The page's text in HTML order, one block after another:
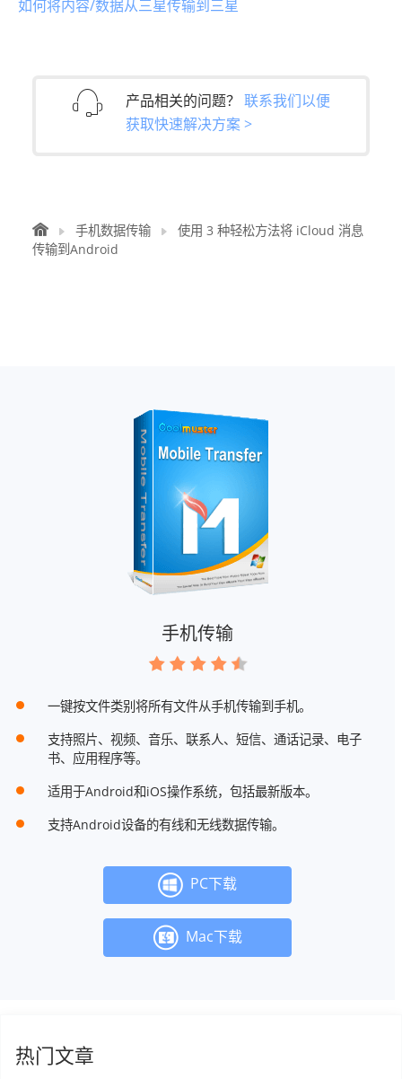
如何将内容/数据从三星传输到三星
产品相关的问题？ 联系我们以便
获取快速解决方案 >
手机数据传输
使用 3 种轻松方法将 iCloud 消息
传输到Android
手机传输
一键按文件类别将所有文件从手机传输到手机。
支持照片、视频、音乐、联系人、短信、通话记录、电子
书、应用程序等。
适用于Android和iOS操作系统，包括最新版本。
支持Android设备的有线和无线数据传输。
PC下载
Mac下载
热门文章